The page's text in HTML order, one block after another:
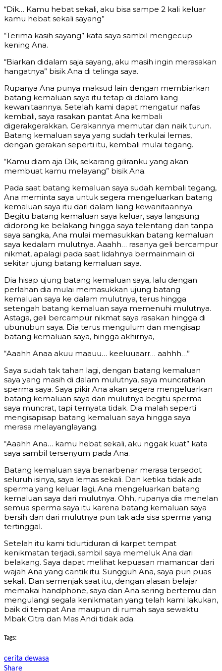
“Dik… Kamu hebat sekali, aku bisa sampe 2 kali keluar
kamu hebat sekali sayang”
“Terima kasih sayang” kata saya sambil mengecup
kening Ana.
“Biarkan didalam saja sayang, aku masih ingin merasakan
hangatnya” bisik Ana di telinga saya.
Rupanya Ana punya maksud lain dengan membiarkan
batang kemaluan saya itu tetap di dalam liang
kewanitaannya. Setelah kami dapat mengatur nafas
kembali, saya rasakan pantat Ana kembali
digerakgerakkan. Gerakannya memutar dan naik turun.
Batang kemaluan saya yang sudah terkulai lemas,
dengan gerakan seperti itu, kembali mulai tegang.
“Kamu diam aja Dik, sekarang giliranku yang akan
membuat kamu melayang” bisik Ana.
Pada saat batang kemaluan saya sudah kembali tegang,
Ana meminta saya untuk segera mengeluarkan batang
kemaluan saya itu dari dalam liang kewanitaannya.
Begitu batang kemaluan saya keluar, saya langsung
didorong ke belakang hingga saya telentang dan tanpa
saya sangka, Ana mulai memasukkan batang kemaluan
saya kedalam mulutnya. Aaahh… rasanya geli bercampur
nikmat, apalagi pada saat lidahnya bermainmain di
sekitar ujung batang kemaluan saya.
Dia hisap ujung batang kemaluan saya, lalu dengan
perlahan dia mulai memasukkan ujung batang
kemaluan saya ke dalam mulutnya, terus hingga
setengah batang kemaluan saya memenuhi mulutnya.
Astaga, geli bercampur nikmat saya rasakan hingga di
ubunubun saya. Dia terus mengulum dan mengisap
batang kemaluan saya, hingga akhirnya,
“Aaahh Anaa akuu maauu… keeluuaarr… aahhh…”
Saya sudah tak tahan lagi, dengan batang kemaluan
saya yang masih di dalam mulutnya, saya muncratkan
sperma saya. Saya pikir Ana akan segera mengeluarkan
batang kemaluan saya dari mulutnya begitu sperma
saya muncrat, tapi ternyata tidak. Dia malah seperti
mengisapisap batang kemaluan saya hingga saya
merasa melayanglayang.
“Aaahh Ana… kamu hebat sekali, aku nggak kuat” kata
saya sambil tersenyum pada Ana.
Batang kemaluan saya benarbenar merasa tersedot
seluruh isinya, saya lemas sekali. Dan ketika tidak ada
sperma yang keluar lagi, Ana mengeluarkan batang
kemaluan saya dari mulutnya. Ohh, rupanya dia menelan
semua sperma saya itu karena batang kemaluan saya
bersih dan dari mulutnya pun tak ada sisa sperma yang
tertinggal.
Setelah itu kami tidurtiduran di karpet tempat
kenikmatan terjadi, sambil saya memeluk Ana dari
belakang. Saya dapat melihat kepuasan mamancar dari
wajah Ana yang cantik itu. Sungguh Ana, saya pun puas
sekali. Dan semenjak saat itu, dengan alasan belajar
memakai handphone, saya dan Ana sering bertemu dan
mengulangi segala kenikmatan yang telah kami lakukan,
baik di tempat Ana maupun di rumah saya sewaktu
Mbak Citra dan Mas Andi tidak ada.
Tags:
cerita dewasa
Share